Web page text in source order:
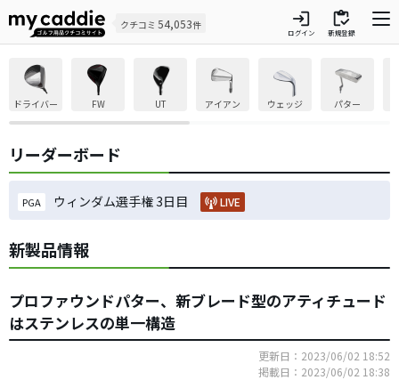
クチコミ 54,053件 login
ログイン
inventory
新規登録
ドライバー FW UT アイアン ウェッジ パター
リーダーボード
PGA ウィンダム選手権 3日目 LIVE
新製品情報
プロファウンドパター、新ブレード型のアティチュード
はステンレスの単一構造
更新日：2023/06/02 18:52
掲載日：2023/06/02 18:38